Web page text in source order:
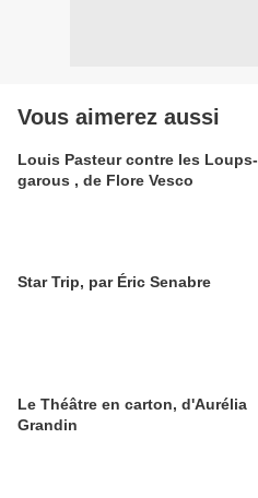
Vous aimerez aussi
Louis Pasteur contre les Loups-
garous , de Flore Vesco
Star Trip, par Éric Senabre
Le Théâtre en carton, d'Aurélia
Grandin